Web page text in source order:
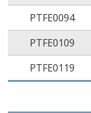
PTFE0094
PTFE0109
PTFE0119